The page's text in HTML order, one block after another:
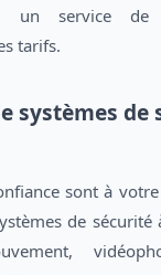
un service
tarifs.
systèmes de
sont à
de sécurité